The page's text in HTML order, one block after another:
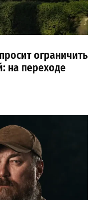
ограничить
на переходе